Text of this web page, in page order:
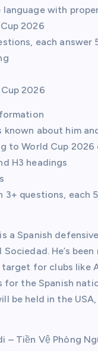
language with
2026
each answer
2026
known about him
to World Cup
H3 headings
3+ questions, each
a Spanish
He’s
for clubs like
for the Spanish
be held in the
– Tiền Vệ Phòng